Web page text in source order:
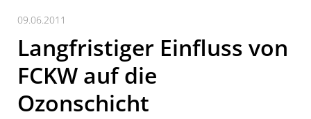
09.06.2011
Langfristiger Einfluss von
FCKW auf die
Ozonschicht